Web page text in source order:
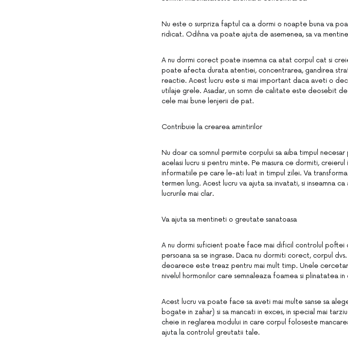
Nu este o surpriza faptul ca a dormi o noapte buna va
ridicat. Odihna va poate ajuta de asemenea, sa va
A nu dormi corect poate insemna ca atat corpul cat si
poate afecta durata atentiei, concentrarea, gandirea
reactie. Acest lucru este si mai important daca aveti o
utilaje grele. Asadar, un somn de calitate este deosebit
cele mai bune lenjerii de pat.
Contribuie la crearea amintirilor
Nu doar ca somnul permite corpului sa aiba timpul
acelasi lucru si pentru minte. Pe masura ce dormiti,
informatiile pe care le-ati luat in timpul zilei. Va
termen lung. Acest lucru va ajuta sa invatati, si inseamna
lucrurile mai clar.
Va ajuta sa mentineti o greutate sanatoasa
A nu dormi suficient poate face mai dificil controlul
persoana sa se ingrase. Daca nu dormiti corect, corpul
deoarece este treaz pentru mai mult timp. Unele
nivelul hormonilor care semnaleaza foamea si plinatatea in
Acest lucru va poate face sa aveti mai multe sanse sa
bogate in zahar) si sa mancati in exces, in special mai
cheie in reglarea modului in care corpul foloseste
ajuta la controlul greutatii tale.